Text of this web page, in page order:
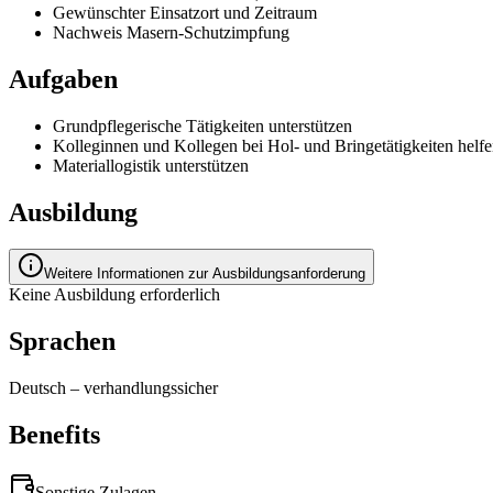
Gewünschter Einsatzort und Zeitraum
Nachweis Masern-Schutzimpfung
Aufgaben
Grundpflegerische Tätigkeiten unterstützen
Kolleginnen und Kollegen bei Hol- und Bringetätigkeiten
Materiallogistik unterstützen
Ausbildung
Weitere Informationen zur Ausbildungsanforderung
Keine Ausbildung erforderlich
Sprachen
Deutsch – verhandlungssicher
Benefits